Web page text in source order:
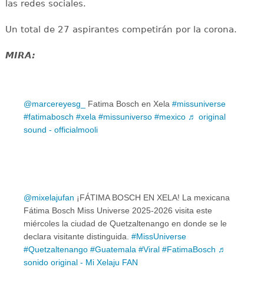
las redes sociales.
Un total de 27 aspirantes competirán por la corona.
MIRA:
@marcereyesg_ Fatima Bosch en Xela #missuniverse
#fatimabosch #xela #missuniverso #mexico ♬ original
sound - officialmooli
@mixelajufan ¡FÁTIMA BOSCH EN XELA! La mexicana
Fátima Bosch Miss Universe 2025-2026 visita este
miércoles la ciudad de Quetzaltenango en donde se le
declara visitante distinguida. #MissUniverse
#Quetzaltenango #Guatemala #Viral #FatimaBosch ♬
sonido original - Mi Xelaju FAN